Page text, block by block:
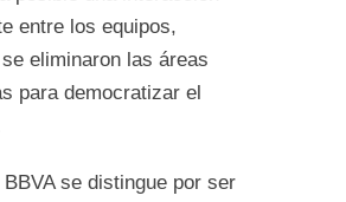
entre los equipos,
eliminaron las áreas
para democratizar el
BBVA se distingue por ser